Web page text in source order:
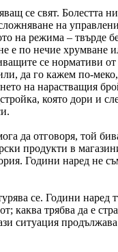
се свят. Болестта
на
на режима – твърде
по нечие хрумване
се нормативи
да го кажем по-
на нарастващия
която дори и
да отговоря, той
продукти в
Години наред не
се. Години
трябва да е
ситуация